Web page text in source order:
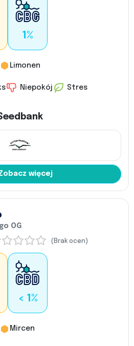
1%
Limonen
Niepokój Stres
więcej
OG
(Brak ocen)
< 1%
Mircen